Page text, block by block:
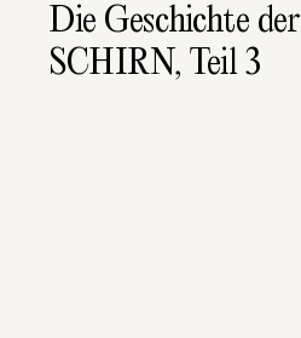
Die Geschichte der
SCHIRN, Teil 3